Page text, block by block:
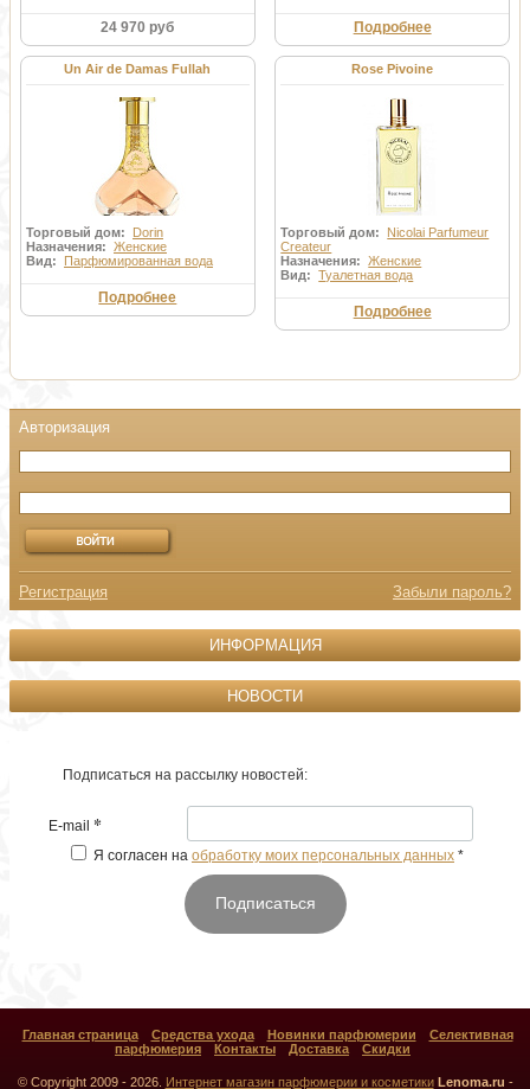
24 970 руб Подробнее
Un Air de Damas Fullah
Торговый дом:
Dorin
Назначения: Женские
Вид:
Парфюмированная вода
Подробнее
Rose Pivoine
Торговый дом: Nicolai Parfumeur
Createur
Назначения:Женские
Вид:Туалетная вода
Подробнее
Регистрация Забыли пароль?
ИНФОРМАЦИЯ
НОВОСТИ
Подписаться на рассылку новостей:
E-mail *
Я согласен на обработку моих персональных данных *
Подписаться
Главная страница Средства ухода Новинки парфюмерии
Селективная
парфюмерия
Контакты Доставка Скидки
© Copyright 2009 - 2026. Интернет магазин парфюмерии и косметики Lenoma.ru -